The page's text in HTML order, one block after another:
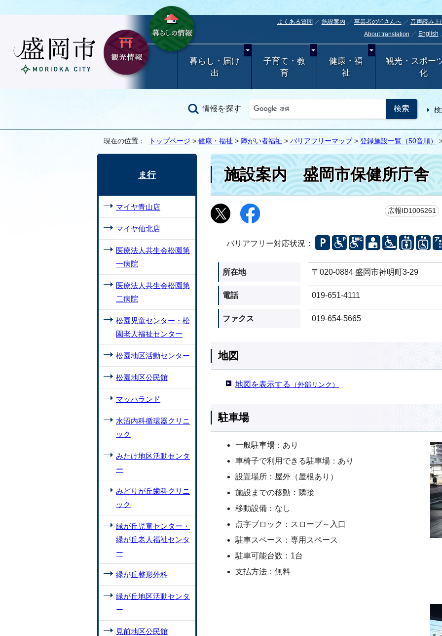
よくある質問 施設案内 事業者の皆さんへ
音声読み上
About translation
English
暮らし・届け
出
子育て・教
育
健康・福
祉
観光・スポー
化
情報を探す
現在の位置： トップページ > 健康・福祉 > 障がい者福祉 > バリアフリーマップ> 登録施設一覧（50音順）
施設案内盛岡市保健所庁舎
広報ID1006261
バリアフリー対応状況：
所在地 〒020-0884 盛岡市神明町3-29
電話 019-651-4111
ファクス 019-654-5665
地図
地図を表示する （外部リンク）
駐車場
一般駐車場：あり
車椅子で利用できる駐車場：あり
設置場所：屋外（屋根あり）
施設までの移動：隣接
移動設備：なし
点字ブロック：スロープ～入口
駐車スペース：専用スペース
駐車可能台数：1台
支払方法：無料
ま行
マイヤ青山店
マイヤ仙北店
医療法人共生会松園第
一病院
医療法人共生会松園第
二病院
松園児童センター・松
園老人福祉センター
松園地区活動センター
松園地区公民館
マッハランド
水沼内科循環器クリニ
ック
みたけ地区活動センタ
ー
みどりが丘歯科クリニ
ック
緑が丘児童センター・
緑が丘老人福祉センタ
ー
緑が丘整形外科
緑が丘地区活動センタ
ー
見前地区公民館